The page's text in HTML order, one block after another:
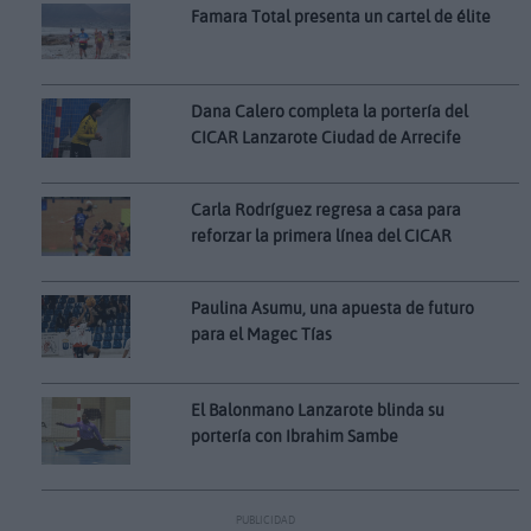
Famara Total presenta un cartel de élite
Dana Calero completa la portería del
CICAR Lanzarote Ciudad de Arrecife
Carla Rodríguez regresa a casa para
reforzar la primera línea del CICAR
Paulina Asumu, una apuesta de futuro
para el Magec Tías
El Balonmano Lanzarote blinda su
portería con Ibrahim Sambe
PUBLICIDAD